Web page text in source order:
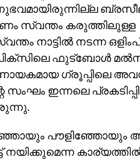
സ്വന്തം കരുത്തിലുള്ള
നാട്ടില്‍ നടന്ന
ഫുട്‌ബോള്‍
ഗ്രൂപ്പിലെ
ഇന്നലെ
പൗളിഞ്ഞോയും